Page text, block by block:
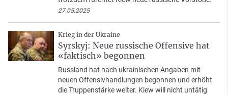
27.05.2025
Krieg in der Ukraine
Syrskyj: Neue russische Offensive hat
«faktisch» begonnen
Russland hat nach ukrainischen Angaben mit
neuen Offensivhandlungen begonnen und erhöht
die Truppenstärke weiter. Kiew will nicht untätig